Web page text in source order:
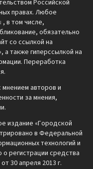
Российской
правах. Любое
, в том числе,
обязательно
со ссылкой на
также гиперссылкой на
Переработка
авторов и
за мнения,
издание «Городской
в Федеральной
технологий и
регистрации средства
30 апреля 2013 г.